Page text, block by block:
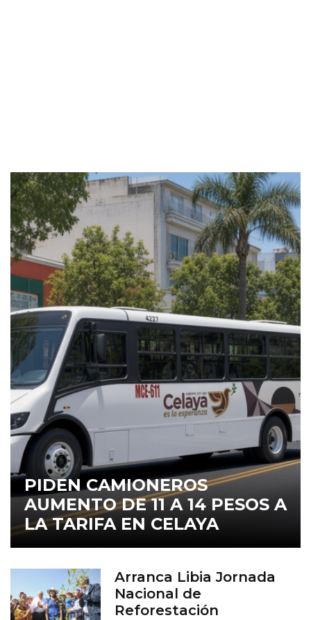
PIDEN CAMIONEROS
AUMENTO DE 11 A 14 PESOS A
LA TARIFA EN CELAYA
Arranca Libia Jornada
Nacional de
Reforestación